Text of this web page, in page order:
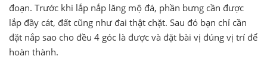
đoạn. Trước khi lắp nắp lăng mộ đá, phần bưng cần được
lắp đầy cát, đất cũng như đai thật chặt. Sau đó bạn chỉ cần
đặt nắp sao cho đều 4 góc là được và đặt bài vị đúng vị trí để
hoàn thành.